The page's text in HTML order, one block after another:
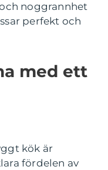
noggrannhet
perfekt och
med ett
kök är
fördelen av